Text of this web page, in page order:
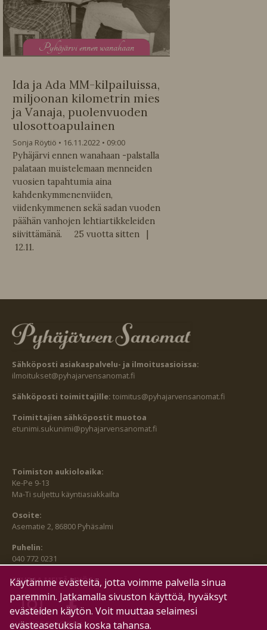
Pyhäjärvi ennen wanahaan
Ida ja Ada MM-kilpailuissa,
miljoonan kilometrin mies
ja Vanaja, puolenvuoden
ulosottoapulainen
Sonja Röytiö 16.11.2022
09:00
Pyhäjärvi ennen wanahaan -palstalla
palataan muistelemaan menneiden
vuosien tapahtumia aina
kahdenkymmenenviiden,
viidenkymmenen sekä sadan vuoden
päähän vanhojen lehtiartikkeleiden
siivittämänä. 25 vuotta sitten |
12.11.
Sähköposti asiakaspalvelu- ja ilmoitusasioissa:
ilmoitukset@pyhajarvensanomat.fi
Sähköposti toimittajille: toimitus@pyhajarvensanomat.fi
Toimittajien sähköpostit muotoa
etunimi.sukunimi@pyhajarvensanomat.fi
Toimiston aukioloaika:
Ke-Pe 9-13
Ma-Ti suljettu käyntiasiakkailta
Osoite:
Asematie 2, 86800 Pyhäsalmi
Puhelin:
040 772 0231
SEURAA MEITÄ MYÖS:
HALLITSE EVÄSTEITÄ
Käytämme evästeitä, jotta voimme palvella sinua
paremmin. Jatkamalla sivuston käyttöä, hyväksyt
evästeiden käytön. Voit muuttaa selaimesi
evästeasetuksia koska tahansa.